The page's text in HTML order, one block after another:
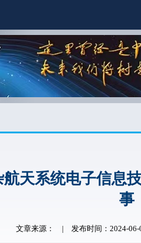
天系统电子信息
事
文章来源： | 发布时间：2024-06-